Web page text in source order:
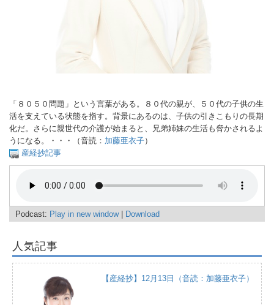
「８０５０問題」という言葉がある。８０代の親が、５０代の子供の生
活を支えている状態を指す。背景にあるのは、子供の引きこもりの長期
化だ。さらに親世代の介護が始まると、兄弟姉妹の生活も脅かされるよ
うになる。・・・（音読： 加藤亜衣子）
産経抄記事
Podcast: Play in new window| Download
人気記事
【産経抄】12月13日（音読：加藤亜衣子）